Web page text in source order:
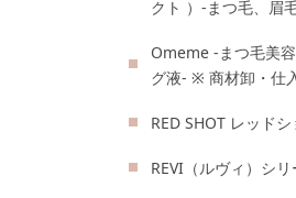
クト ）-まつ毛、眉
Omeme -まつ毛美
グ液- ※ 商材卸・仕
RED SHOT レッド
REVI（ルヴィ）シ